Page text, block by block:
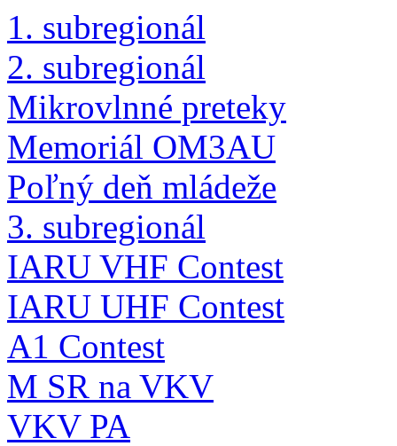
1. subregionál
2. subregionál
Mikrovlnné preteky
Memoriál OM3AU
Poľný deň mládeže
3. subregionál
IARU VHF Contest
IARU UHF Contest
A1 Contest
M SR na VKV
VKV PA